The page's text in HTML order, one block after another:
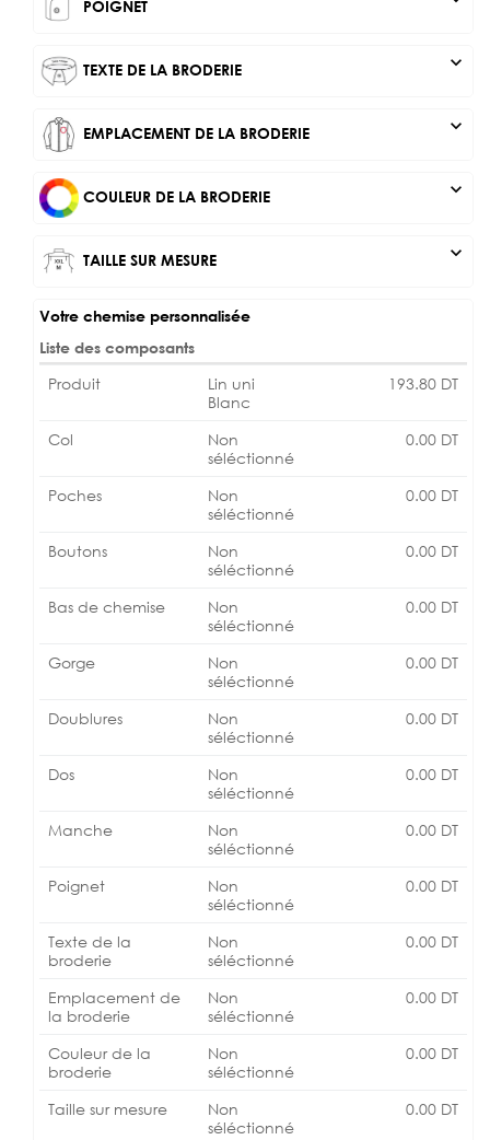
POIGNET
TEXTE DE LA BRODERIE expand_more
EMPLACEMENT DE LA BRODERIE expand_more
COULEUR DE LA BRODERIE expand_more
TAILLE SUR MESURE expand_more
Votre chemise personnalisée
Liste des composants
Produit
Lin uni
Blanc
193.80 DT
Col
Non
séléctionné
0.00 DT
Poches
Non
séléctionné
0.00 DT
Boutons
Non
séléctionné
0.00 DT
Bas de chemise
Non
séléctionné
0.00 DT
Gorge
Non
séléctionné
0.00 DT
Doublures
Non
séléctionné
0.00 DT
Dos
Non
séléctionné
0.00 DT
Manche
Non
séléctionné
0.00 DT
Poignet
Non
séléctionné
0.00 DT
Texte de la
broderie
Non
séléctionné
0.00 DT
Emplacement de
la broderie
Non
séléctionné
0.00 DT
Couleur de la
broderie
Non
séléctionné
0.00 DT
Taille sur mesure
Non
séléctionné
0.00 DT